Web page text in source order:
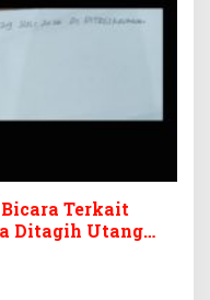
Terkait
Ditagih Utang